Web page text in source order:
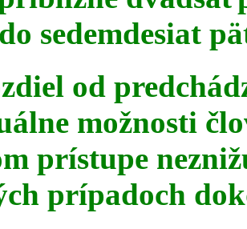
sedemdesiat
od
možnosti
prístupe
prípadoch